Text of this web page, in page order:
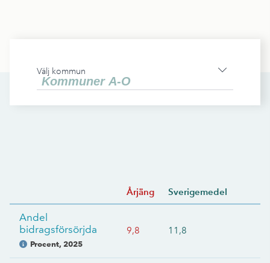
Välj kommun
Årjäng Sverigemedel
Andel
bidragsförsörjda
Procent, 2025
9,8 11,8